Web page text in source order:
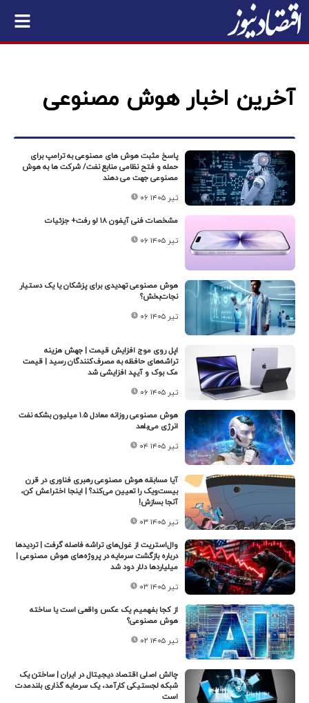
آخرین اخبار هوش مصنوعی
پاسخ مثبت هوش های مصنوعی به ترامپ برای
حمله و فتح نظامی منابع نفت/ شرکت ها به هوش
مصنوعی جهت می دهند
۰۶ تیر ۱۴۰۵
مشخصات فنی آیفون ۱۸ لو رفت+ جزئیات
۰۶ تیر ۱۴۰۵
هوش مصنوعی تهدیدی برای پزشکان یا یک دستیار
نجات‌بخش؟
۰۶ تیر ۱۴۰۵
اپل روی موج افزایش قیمت | جهش هزینه
تراشه‌های حافظه به مصرف‌کنندگان رسید | قیمت
مک‌ بوک و آیپد افزایشی شد
۰۶ تیر ۱۴۰۵
هوش مصنوعی روزانه معادل ۱.۵ میلیون بشکه نفت
انرژی می‌بلعد
۰۴ تیر ۱۴۰۵
آیا مسابقه هوش مصنوعی رهبری فناوری در قرن
بیست‌ویک را تعیین می‌کند؟ | اینجا اختراعش کن،
آنجا بسازش!
۰۳ تیر ۱۴۰۵
وال‌استریت از غول‌های تراشه فاصله گرفت | تردیدها
درباره بازگشت سرمایه در پروژه‌های هوش مصنوعی |
میلیاردها دلار دود شد
۰۳ تیر ۱۴۰۵
از کجا بفهمیم یک عکس واقعی است یا ساخته
هوش مصنوعی؟
۰۲ تیر ۱۴۰۵
چالش اصلی اقتصاد دیجیتال در ایران | ساختن یک
شبکه لجستیکی کارآمد، یک سرمایه گذاری بلندمدت
است